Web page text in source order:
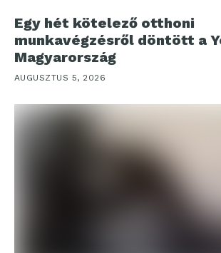
Egy hét kötelező otthoni
munkavégzésről döntött a
Magyarország
AUGUSZTUS 5, 2026